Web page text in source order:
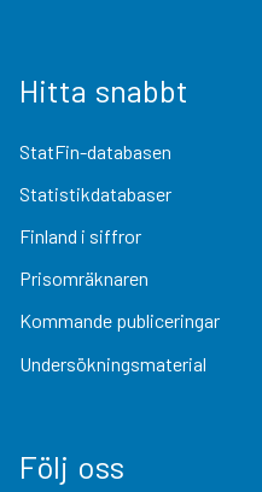
Hitta snabbt
StatFin-databasen
Statistikdatabaser
Finland i siffror
Prisomräknaren
Kommande publiceringar
Undersökningsmaterial
Följ oss